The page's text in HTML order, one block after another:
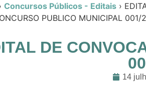
Concursos Públicos - Editais ›
PUBLICO MUNICIPAL 001/
DE
14